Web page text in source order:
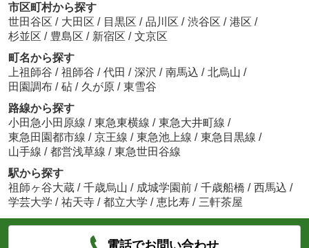
市区町村から探す
世田谷区 / 大田区 / 目黒区 / 品川区 / 渋谷区 / 港区 /
杉並区 / 豊島区 / 新宿区 / 文京区
町名から探す
上祖師谷 / 祖師谷 / 代田 / 深沢 / 南馬込 / 北烏山 /
田園調布 / 砧 / 久が原 / 東雪谷
路線から探す
小田急小田原線 / 東急東横線 / 東急大井町線 /
東急田園都市線 / 京王線 / 東急池上線 / 東急目黒線 /
山手線 / 都営浅草線 / 東急世田谷線
駅から探す
祖師ヶ谷大蔵 / 千歳烏山 / 成城学園前 / 千歳船橋 / 西馬込 /
学芸大学 / 祐天寺 / 都立大学 / 恵比寿 / 三軒茶屋
電話でお問い合わせ